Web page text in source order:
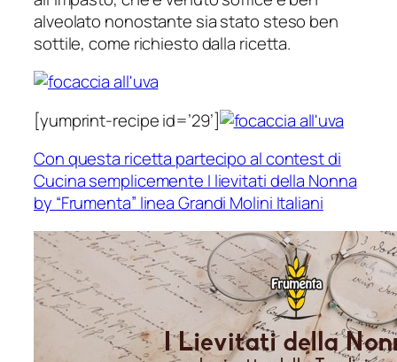
alveolato nonostante sia stato steso ben
sottile, come richiesto dalla ricetta.
[yumprint-recipe id=’29’]
Con questa ricetta partecipo al contest di
Cucina semplicemente I lievitati della Nonna
by “Frumenta” linea Grandi Molini Italiani